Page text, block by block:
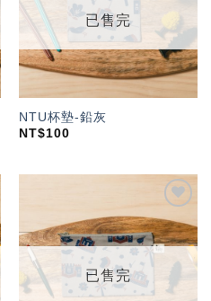
已售完
NTU杯墊-鉛灰
NT$100
加入
「願
望輕
已售完